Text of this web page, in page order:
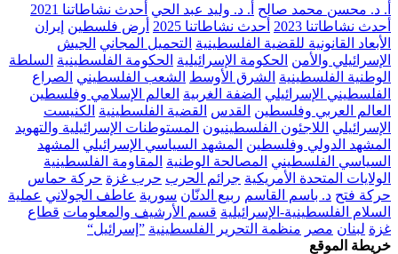
أ. د. محسن محمد صالح أ. د. وليد عبد الحي أحدث نشاطاتنا 2021
أحدث نشاطاتنا 2023
أحدث نشاطاتنا 2025 أرض فلسطين إيران
الأبعاد القانونية للقضية الفلسطينية التحميل المجاني الجيش
الإسرائيلي والأمن الحكومة الإسرائيلية الحكومة الفلسطينية السلطة
الوطنية الفلسطينية الشرق الأوسط الشعب الفلسطيني الصراع
الفلسطيني الإسرائيلي الضفة الغربية العالم الإسلامي وفلسطين
العالم العربي وفلسطين القدس القضية الفلسطينية الكنيست
الإسرائيلي اللاجئون الفلسطينيون المستوطنات الإسرائيلية والتهويد
المشهد الدولي وفلسطين المشهد السياسي الإسرائيلي المشهد
السياسي الفلسطيني المصالحة الوطنية المقاومة الفلسطينية
الولايات المتحدة الأمريكية جرائم الحرب حرب غزة حركة حماس
حركة فتح د. باسم القاسم ربيع الدنّان سورية عاطف الجولاني عملية
السلام الفلسطينية-الإسرائيلية قسم الأرشيف والمعلومات قطاع
غزة لبنان مصر منظمة التحرير الفلسطينية ”إسرائيل“
خريطة الموقع